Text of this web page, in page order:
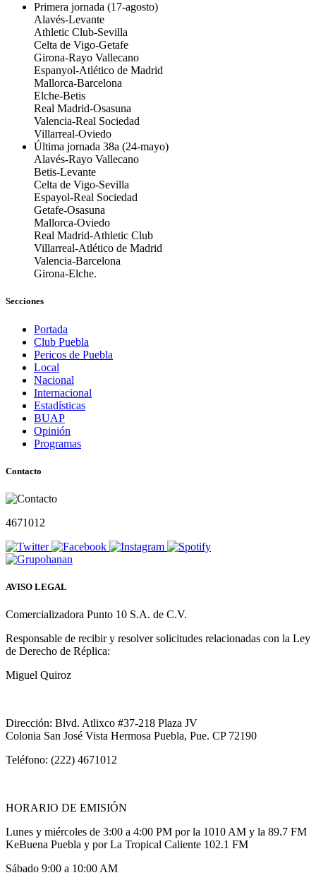
Primera jornada (17-agosto)
Alavés-Levante
Athletic Club-Sevilla
Celta de Vigo-Getafe
Girona-Rayo Vallecano
Espanyol-Atlético de Madrid
Mallorca-Barcelona
Elche-Betis
Real Madrid-Osasuna
Valencia-Real Sociedad
Villarreal-Oviedo
Última jornada 38a (24-mayo)
Alavés-Rayo Vallecano
Betis-Levante
Celta de Vigo-Sevilla
Espayol-Real Sociedad
Getafe-Osasuna
Mallorca-Oviedo
Real Madrid-Athletic Club
Villarreal-Atlético de Madrid
Valencia-Barcelona
Girona-Elche.
Secciones
Portada
Club Puebla
Pericos de Puebla
Local
Nacional
Internacional
Estadísticas
BUAP
Opinión
Programas
Contacto
4671012
AVISO LEGAL
Comercializadora Punto 10 S.A. de C.V.
Responsable de recibir y resolver solicitudes relacionadas con la Ley
de Derecho de Réplica:
Miguel Quiroz
Dirección: Blvd. Atlixco #37-218 Plaza JV
Colonia San José Vista Hermosa Puebla, Pue. CP 72190
Teléfono: (222) 4671012
HORARIO DE EMISIÓN
Lunes y miércoles de 3:00 a 4:00 PM por la 1010 AM y la 89.7 FM
KeBuena Puebla y por La Tropical Caliente 102.1 FM
Sábado 9:00 a 10:00 AM